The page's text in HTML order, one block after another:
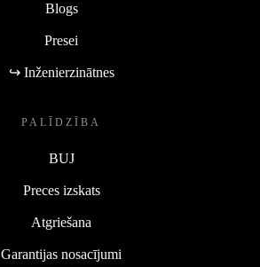
Blogs
Presei
↪ Inženierzinātnes
PALĪDZĪBA
BUJ
Preces izskats
Atgriešana
Garantijas nosacījumi